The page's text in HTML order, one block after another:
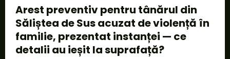
Arest preventiv pentru tânărul din
Săliștea de Sus acuzat de violență în
familie, prezentat instanței — ce
detalii au ieșit la suprafață?